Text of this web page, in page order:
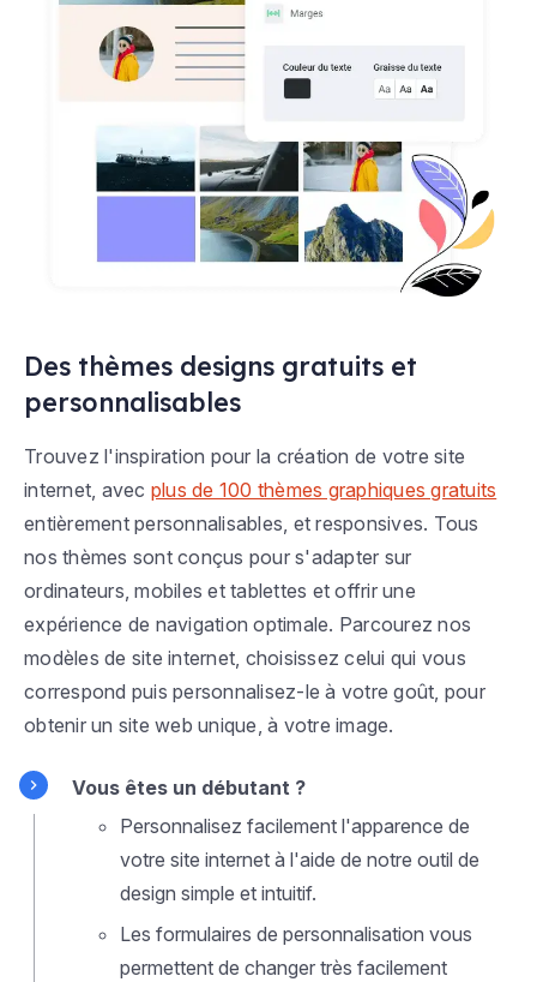
Des thèmes designs gratuits et
personnalisables
Trouvez l'inspiration pour la création de votre site
internet, avec plus de 100 thèmes graphiques gratuits
entièrement personnalisables, et responsives. Tous
nos thèmes sont conçus pour s'adapter sur
ordinateurs, mobiles et tablettes et offrir une
expérience de navigation optimale. Parcourez nos
modèles de site internet, choisissez celui qui vous
correspond puis personnalisez-le à votre goût, pour
obtenir un site web unique, à votre image.
Vous êtes un débutant ?
Personnalisez facilement l'apparence de
votre site internet à l'aide de notre outil de
design simple et intuitif.
Les formulaires de personnalisation vous
permettent de changer très facilement